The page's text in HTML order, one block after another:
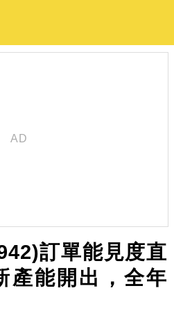
訂單能見度直
產能開出，全年